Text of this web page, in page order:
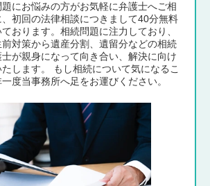
にお悩みの方がお気軽に弁護士へご相
初回の法律相談につきまして40分無料
おります。相続問題に注力しており、
対策から遺産分割、遺留分などの相続
士が親身になって向き合い、解決に向け
します。 もし相続について気になるこ
度当事務所へ足をお運びください。